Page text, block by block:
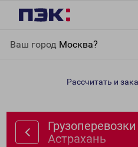
Ваш город Москва?
Астрахань
Рассчитать и
Астрахань